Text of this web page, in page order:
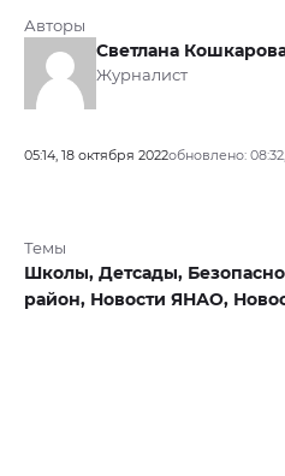
Авторы
Светлана
Журналист
05:14, 18 октября 2022обновлено:
Темы
Школы, Детсады,
район, Новости ЯНАО,